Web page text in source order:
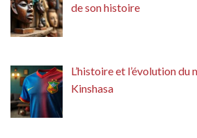
de son histoire
L’histoire et l’évolution
Kinshasa